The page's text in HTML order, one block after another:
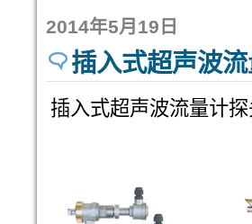
2014年5月19日
插入式超声波
插入式超声波流量计